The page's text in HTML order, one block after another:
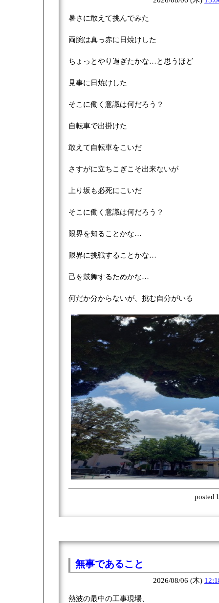
暑さに敢えて挑んでみた
両腕は真っ赤に日焼けした
ちょっとやり過ぎたかな…と思うほど
見事に日焼けした
そこに働く意識は何だろう？
自転車で出掛けた
敢えて自転車をこいだ
さすがに立ちこぎこそ出来ないが
上り坂も必死にこいだ
そこに働く意識は何だろう？
限界を知ることかな…
限界に挑戦することかな…
己を鼓舞するためかな…
何だか分からないが、挑む自分がいる
posted
無事であること
2026/08/06 (木)
熱波の最中の工事現場、